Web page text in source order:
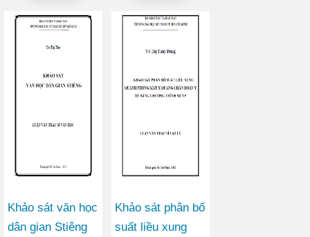
Khảo sát văn học
dân gian Stiêng
Khảo sát phân bố
suất liều xung